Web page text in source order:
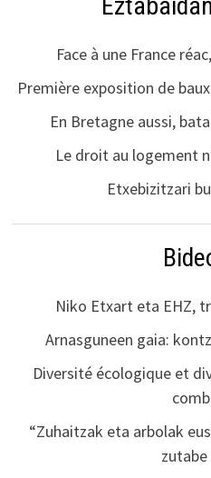
Face à une France
Première exposition de
En Bretagne aussi,
Le droit au logement
Etxebizitzari
Niko Etxart eta EHZ,
Arnasguneen gaia:
Diversité écologique et
“Zuhaitzak eta arbolak
zutabe